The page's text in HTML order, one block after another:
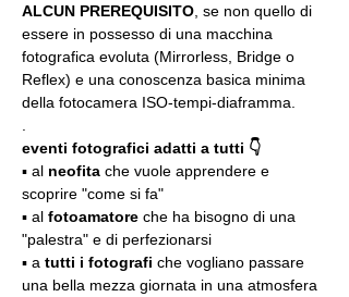
ALCUN PREREQUISITO , se non quello di
essere in possesso di una macchina
fotografica evoluta (Mirrorless, Bridge o
Reflex) e una conoscenza basica minima
della fotocamera ISO-tempi-diaframma.
eventi fotografici adatti a tutti 👇
▪️ al neofita che vuole apprendere e
scoprire "come si fa"
▪️ al fotoamatore che ha bisogno di una
"palestra" e di perfezionarsi
▪️ a tutti i fotografi che vogliano passare
una bella mezza giornata in una atmosfera